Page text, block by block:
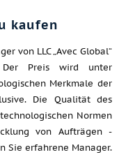
kaufen
von LLC „Avec Global“
Der Preis wird unter
Merkmale der
Die Qualität des
Normen
von Aufträgen -
Sie erfahrene Manager.